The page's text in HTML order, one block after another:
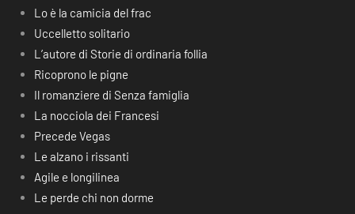
Lo è la camicia del frac
Uccelletto solitario
L’autore di Storie di ordinaria follia
Ricoprono le pigne
Il romanziere di Senza famiglia
La nocciola dei Francesi
Precede Vegas
Le alzano i rissanti
Agile e longilinea
Le perde chi non dorme